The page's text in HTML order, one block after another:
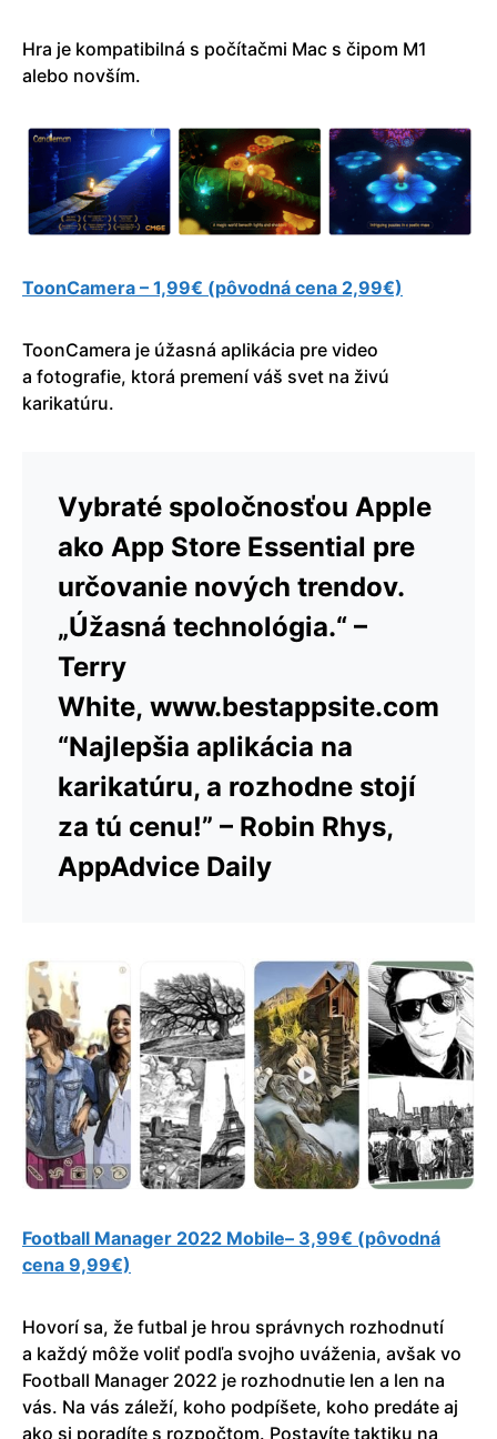
Hra je kompatibilná s počítačmi Mac s čipom M1
alebo novším.
ToonCamera – 1,99€ (pôvodná cena 2,99€)
ToonCamera je úžasná aplikácia pre video
a fotografie, ktorá premení váš svet na živú
karikatúru.
Vybraté spoločnosťou Apple
ako App Store Essential pre
určovanie nových trendov.
„Úžasná technológia.“ –
Terry
White, www.bestappsite.com
“Najlepšia aplikácia na
karikatúru, a rozhodne stojí
za tú cenu!” – Robin Rhys,
AppAdvice Daily
Football Manager 2022 Mobile– 3,99€ (pôvodná
cena 9,99€)
Hovorí sa, že futbal je hrou správnych rozhodnutí
a každý môže voliť podľa svojho uváženia, avšak vo
Football Manager 2022 je rozhodnutie len a len na
vás. Na vás záleží, koho podpíšete, koho predáte aj
ako si poradíte s rozpočtom. Postavíte taktiku na